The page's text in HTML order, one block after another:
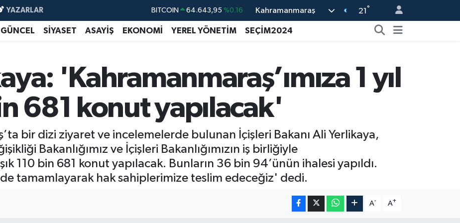
YAZARLAR DOLAR 47,6704 %0
EURO 55,0406 %-0.08
BİST100 13.799 %70
Kahramanmaraş 21 °
GÜNCEL SİYASET ASAYİŞ EKONOMİ YEREL YÖNETİM SEÇİM2024
'Kahramanmaraş’ımıza 1 yıl
681 konut yapılacak'
bir dizi ziyaret ve incelemelerde bulunan İçişleri Bakanı Ali Yerlikaya,
Bakanlığımız ve İçişleri Bakanlığımızın iş birliğiyle
110 bin 681 konut yapılacak. Bunların 36 bin 94’ünün ihalesi yapıldı.
tamamlayarak hak sahiplerimize teslim edeceğiz' dedi.
A- A+
19:49 |
19:48 |Kahramanmaraş'ta Eksik Belgesi
19:12 |Onikişubat Belediyesi Gündüz